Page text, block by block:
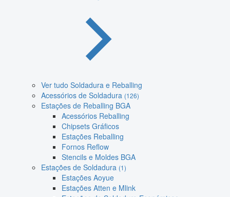
Ver tudo Soldadura e Reballing
Acessórios de Soldadura (126)
Estações de Reballing BGA
Acessórios Reballing
Chipsets Gráficos
Estações Reballing
Fornos Reflow
Stencils e Moldes BGA
Estações de Soldadura (1)
Estações Aoyue
Estações Atten e Mlink